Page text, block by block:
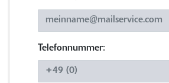
Telefonnummer: